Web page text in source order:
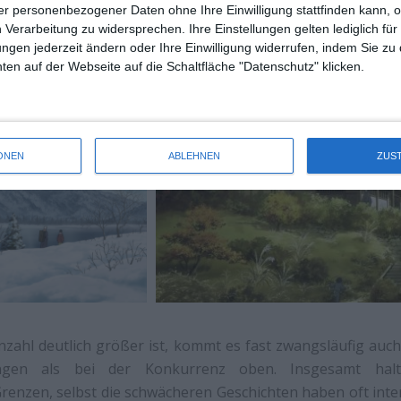
personenbezogener Daten ohne Ihre Einwilligung stattfinden kann,
Verarbeitung zu widersprechen. Ihre Einstellungen gelten lediglich
jederzeit ändern oder Ihre Einwilligung widerrufen, indem Sie zu
auf der Webseite auf die Schaltfläche "Datenschutz" klicken.
ABLEHNEN
Animebereichs, kombiniert den Geisterkrimi
Mononoke
Princess Miyu, abgerundet durch eine nachdenklich
diese drei Titel kennt, weiß dass das nicht die
deutlich größer ist, kommt es fast zwangsläufig
als bei der Konkurrenz oben. Insgesamt
selbst die schwächeren Geschichten haben oft